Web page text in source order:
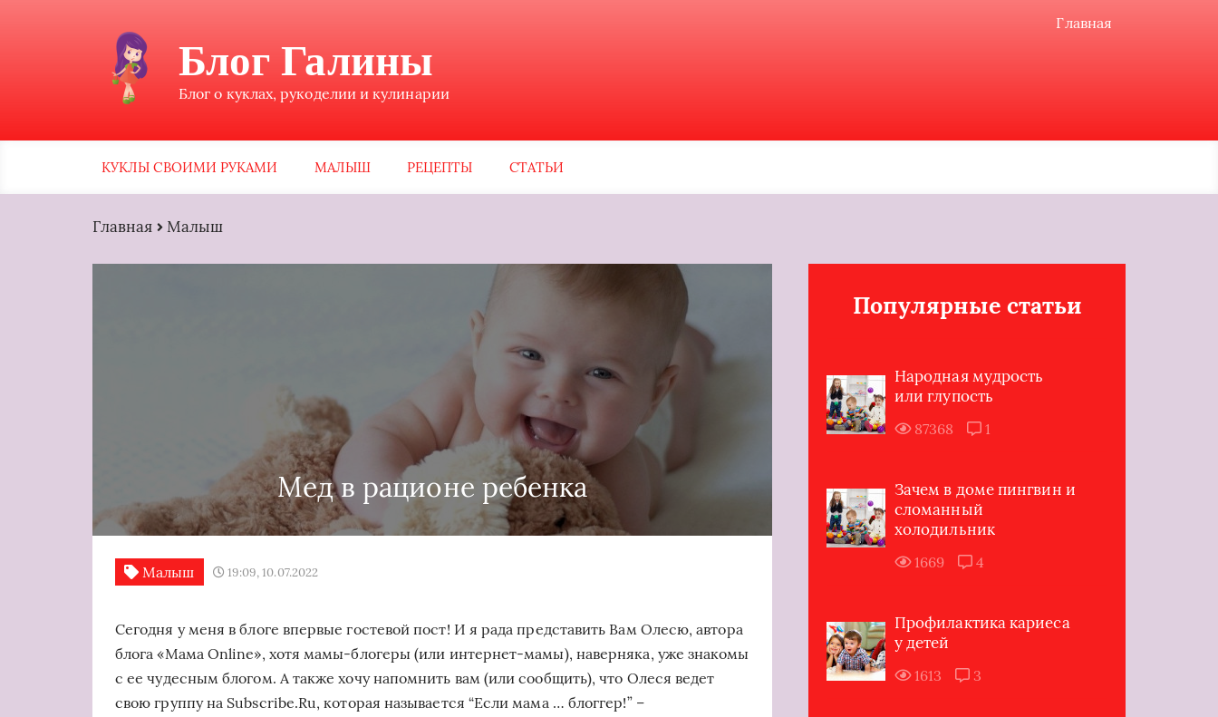
Главная
Блог Галины
Блог о куклах, рукоделии и кулинарии
КУКЛЫ СВОИМИ РУКАМИ МАЛЫШ РЕЦЕПТЫ СТАТЬИ
Главная Малыш
Мед в рационе ребенка
Малыш 19:09, 10.07.2022
Сегодня у меня в блоге впервые гостевой пост! И я рада представить Вам Олесю, автора
блога «Мама Online», хотя мамы-блогеры (или интернет-мамы), наверняка, уже знакомы
с ее чудесным блогом. А также хочу напомнить вам (или сообщить), что Олеся ведет
свою группу на Subscribe.Ru, которая называется “Если мама … блоггер!” –
Популярные статьи
Народная мудрость
или глупость
87368 1
Зачем в доме пингвин и
сломанный
холодильник
1669 4
Профилактика кариеса
у детей
1613 3